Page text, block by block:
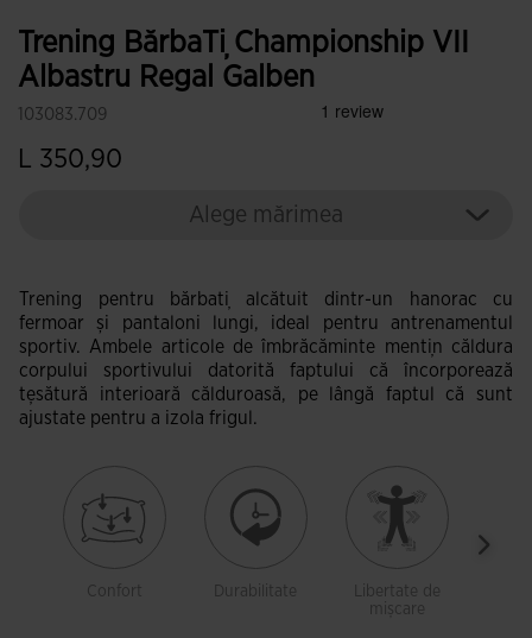
Trening BărbaȚi Championship VII
Albastru Regal Galben
103083.709
L 350,90
Alege mărimea
Trening pentru bărbați alcătuit dintr-un hanorac cu
fermoar și pantaloni lungi, ideal pentru antrenamentul
sportiv. Ambele articole de îmbrăcăminte mențin căldura
corpului sportivului datorită faptului că încorporează
țesătură interioară călduroasă, pe lângă faptul că sunt
ajustate pentru a izola frigul.
Confort Durabilitate
Libertate de
mișcare